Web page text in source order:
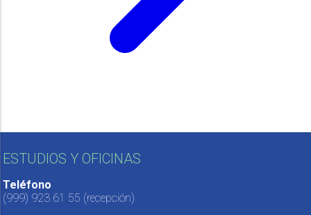
ESTUDIOS Y OFICINAS
Teléfono
(999) 923 61 55 (recepción)